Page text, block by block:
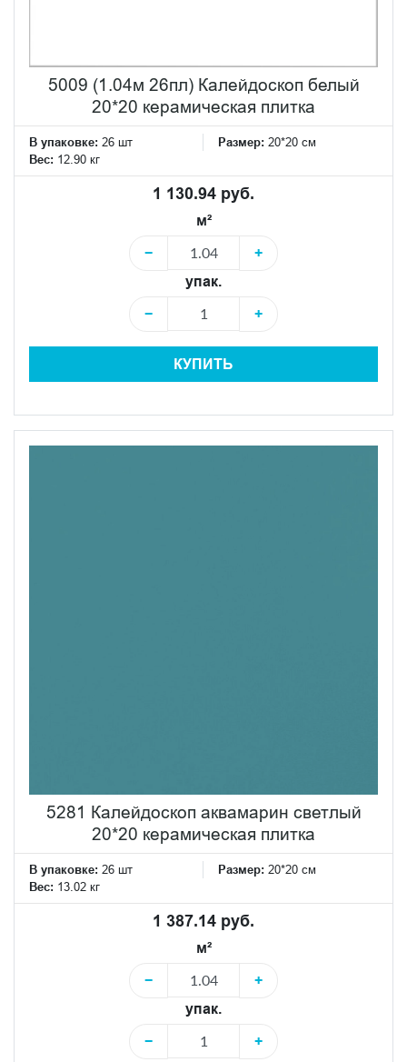
5009 (1.04м 26пл) Калейдоскоп белый
20*20 керамическая плитка
В упаковке: 26 шт Размер: 20*20 см
Вес: 12.90 кг
1 130.94 руб.
м²
−
+
упак.
−
+
КУПИТЬ
5281 Калейдоскоп аквамарин светлый
20*20 керамическая плитка
В упаковке: 26 шт Размер: 20*20 см
Вес: 13.02 кг
1 387.14 руб.
м²
−
+
упак.
−
+